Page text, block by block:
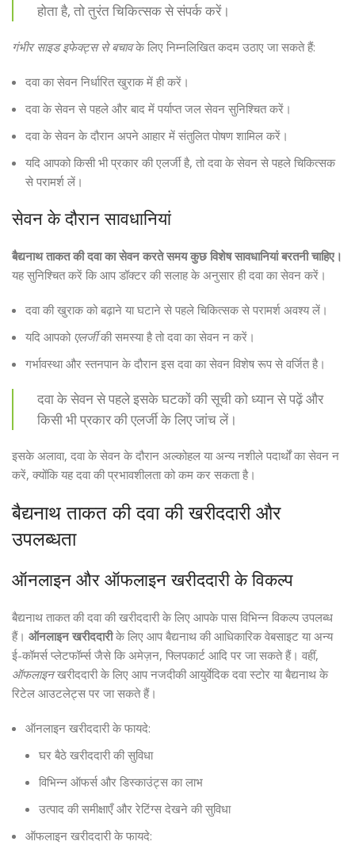
होता है, तो तुरंत चिकित्सक से संपर्क करें।
गंभीर साइड इफेक्ट्स से बचावके लिए निम्नलिखित कदम उठाए जा सकते हैं:
दवा का सेवन निर्धारित खुराक में ही करें।
दवा के सेवन से पहले और बाद में पर्याप्त जल सेवन सुनिश्चित करें।
दवा के सेवन के दौरान अपने आहार में संतुलित पोषण शामिल करें।
यदि आपको किसी भी प्रकार की एलर्जी है, तो दवा के सेवन से पहले चिकित्सक
से परामर्श लें।
सेवन के दौरान सावधानियां
बैद्यनाथ ताकत की दवा का सेवन करते समय कुछ विशेष सावधानियां बरतनी चाहिए।
यह सुनिश्चित करें कि आप डॉक्टर की सलाह के अनुसार ही दवा का सेवन करें।
दवा की खुराक को बढ़ाने या घटाने से पहले चिकित्सक से परामर्श अवश्य लें।
यदि आपको एलर्जीकी समस्या है तो दवा का सेवन न करें।
गर्भावस्था और स्तनपान के दौरान इस दवा का सेवन विशेष रूप से वर्जित है।
दवा के सेवन से पहले इसके घटकों की सूची को ध्यान से पढ़ें और
किसी भी प्रकार की एलर्जी के लिए जांच लें।
इसके अलावा, दवा के सेवन के दौरान अल्कोहल या अन्य नशीले पदार्थों का सेवन न
करें, क्योंकि यह दवा की प्रभावशीलता को कम कर सकता है।
बैद्यनाथ ताकत की दवा की खरीददारी और
उपलब्धता
ऑनलाइन और ऑफलाइन खरीददारी के विकल्प
बैद्यनाथ ताकत की दवा की खरीददारी के लिए आपके पास विभिन्न विकल्प उपलब्ध
हैं। ऑनलाइन खरीददारीके लिए आप बैद्यनाथ की आधिकारिक वेबसाइट या अन्य
ई-कॉमर्स प्लेटफॉर्म्स जैसे कि अमेज़न, फ्लिपकार्ट आदि पर जा सकते हैं। वहीं,
ऑफलाइनखरीददारी के लिए आप नजदीकी आयुर्वेदिक दवा स्टोर या बैद्यनाथ के
रिटेल आउटलेट्स पर जा सकते हैं।
ऑनलाइन खरीददारी के फायदे:
घर बैठे खरीददारी की सुविधा
विभिन्न ऑफर्स और डिस्काउंट्स का लाभ
उत्पाद की समीक्षाएँ और रेटिंग्स देखने की सुविधा
ऑफलाइन खरीददारी के फायदे: